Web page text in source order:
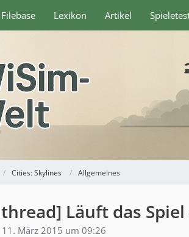
Filebase Lexikon Artikel
Cities: Skylines Allgemeines
Läuft das
11. März 2015 um 09:26